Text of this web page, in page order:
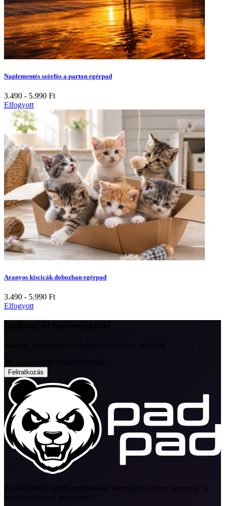
Naplementés szörfös a parton egérpad
3.490 - 5.990 Ft
Elfogyott
Aranyos kiscicák dobozban egérpad
3.490 - 5.990 Ft
Elfogyott
Feliratkozás
Rendeld meg egyedi egérpadodat személyre szabott designnal és
kiváló minőségű anyagokkal!